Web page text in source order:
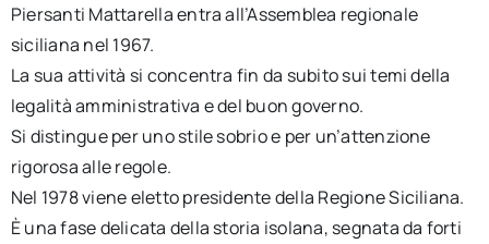
Piersanti Mattarella entra all’Assemblea regionale
siciliana nel 1967.
La sua attività si concentra fin da subito sui temi della
legalità amministrativa e del buon governo.
Si distingue per uno stile sobrio e per un’attenzione
rigorosa alle regole.
Nel 1978 viene eletto presidente della Regione Siciliana.
È una fase delicata della storia isolana, segnata da forti